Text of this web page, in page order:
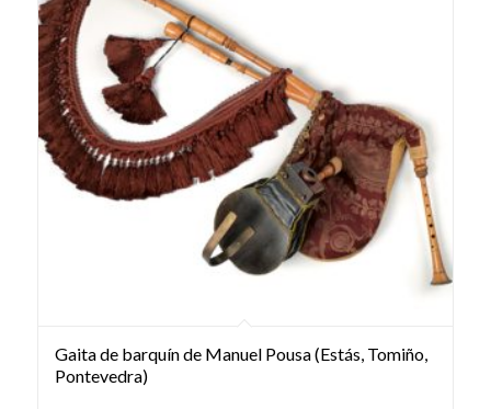
Gaita de barquín de Manuel Pousa (Estás, Tomiño,
Pontevedra)